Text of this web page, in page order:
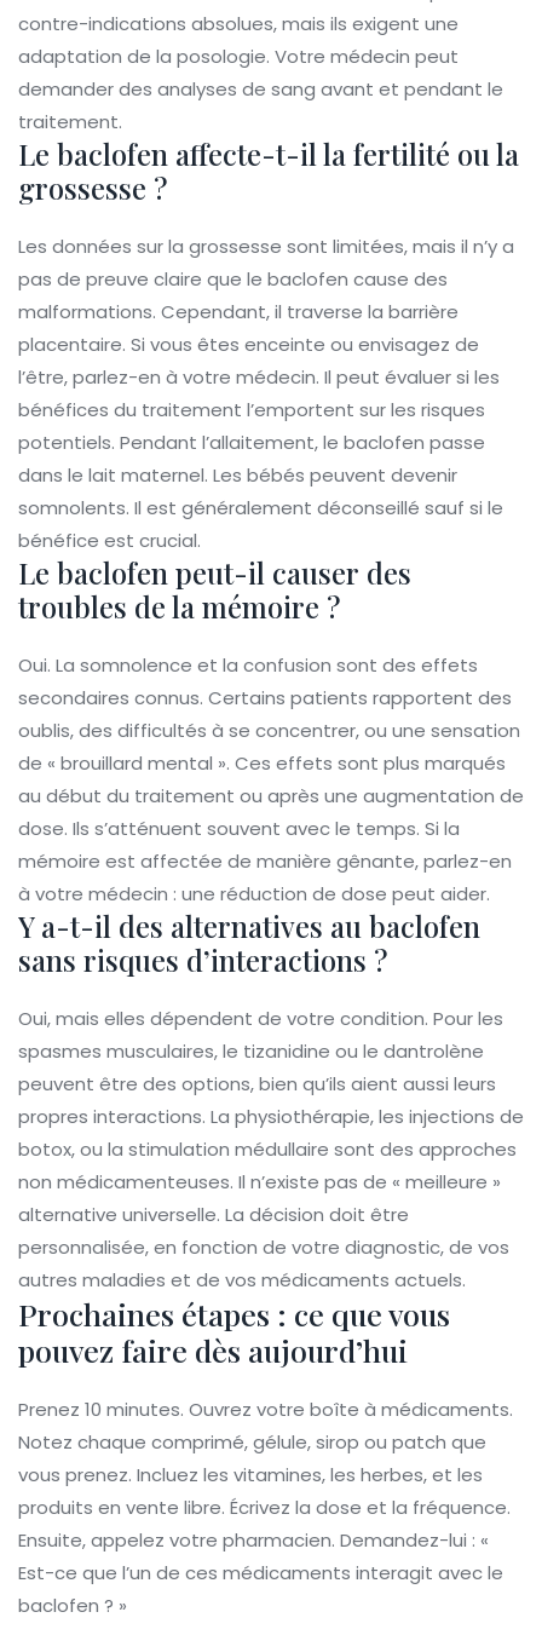
contre-indications absolues, mais ils exigent une
adaptation de la posologie. Votre médecin peut
demander des analyses de sang avant et pendant le
traitement.
Le baclofen affecte-t-il la fertilité ou la
grossesse ?
Les données sur la grossesse sont limitées, mais il n’y a
pas de preuve claire que le baclofen cause des
malformations. Cependant, il traverse la barrière
placentaire. Si vous êtes enceinte ou envisagez de
l’être, parlez-en à votre médecin. Il peut évaluer si les
bénéfices du traitement l’emportent sur les risques
potentiels. Pendant l’allaitement, le baclofen passe
dans le lait maternel. Les bébés peuvent devenir
somnolents. Il est généralement déconseillé sauf si le
bénéfice est crucial.
Le baclofen peut-il causer des
troubles de la mémoire ?
Oui. La somnolence et la confusion sont des effets
secondaires connus. Certains patients rapportent des
oublis, des difficultés à se concentrer, ou une sensation
de « brouillard mental ». Ces effets sont plus marqués
au début du traitement ou après une augmentation de
dose. Ils s’atténuent souvent avec le temps. Si la
mémoire est affectée de manière gênante, parlez-en
à votre médecin : une réduction de dose peut aider.
Y a-t-il des alternatives au baclofen
sans risques d’interactions ?
Oui, mais elles dépendent de votre condition. Pour les
spasmes musculaires, le tizanidine ou le dantrolène
peuvent être des options, bien qu’ils aient aussi leurs
propres interactions. La physiothérapie, les injections de
botox, ou la stimulation médullaire sont des approches
non médicamenteuses. Il n’existe pas de « meilleure »
alternative universelle. La décision doit être
personnalisée, en fonction de votre diagnostic, de vos
autres maladies et de vos médicaments actuels.
Prochaines étapes : ce que vous
pouvez faire dès aujourd’hui
Prenez 10 minutes. Ouvrez votre boîte à médicaments.
Notez chaque comprimé, gélule, sirop ou patch que
vous prenez. Incluez les vitamines, les herbes, et les
produits en vente libre. Écrivez la dose et la fréquence.
Ensuite, appelez votre pharmacien. Demandez-lui : «
Est-ce que l’un de ces médicaments interagit avec le
baclofen ? »